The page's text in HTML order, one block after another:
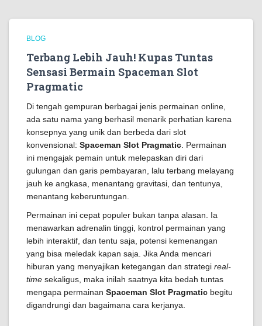
BLOG
Terbang Lebih Jauh! Kupas Tuntas
Sensasi Bermain Spaceman Slot
Pragmatic
Di tengah gempuran berbagai jenis permainan online,
ada satu nama yang berhasil menarik perhatian karena
konsepnya yang unik dan berbeda dari slot
konvensional: Spaceman Slot Pragmatic . Permainan
ini mengajak pemain untuk melepaskan diri dari
gulungan dan garis pembayaran, lalu terbang melayang
jauh ke angkasa, menantang gravitasi, dan tentunya,
menantang keberuntungan.
Permainan ini cepat populer bukan tanpa alasan. Ia
menawarkan adrenalin tinggi, kontrol permainan yang
lebih interaktif, dan tentu saja, potensi kemenangan
yang bisa meledak kapan saja. Jika Anda mencari
hiburan yang menyajikan ketegangan dan strategi real-
time sekaligus, maka inilah saatnya kita bedah tuntas
mengapa permainan Spaceman Slot Pragmatic begitu
digandrungi dan bagaimana cara kerjanya.